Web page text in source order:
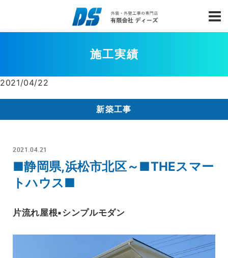
施工実績
2021/04/22
新築工事
2021.04.21
■静岡県,浜松市北区～■THEスマー
トハウス■
片流れ屋根▪シンプルモダン